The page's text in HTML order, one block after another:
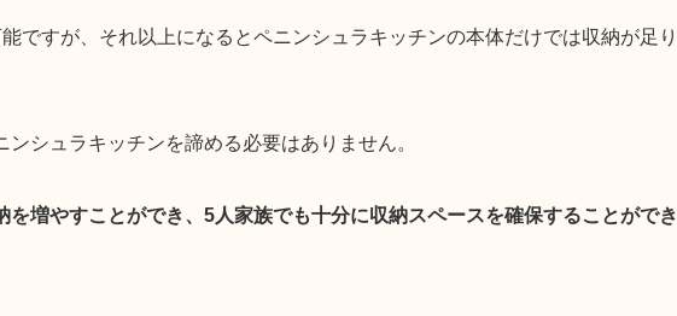
ですが、それ以上になるとペニンシュラキッチンの本体だけでは収納が足り
シュラキッチンを諦める必要はありません。
増やすことができ、5人家族でも十分に収納スペースを確保することができ